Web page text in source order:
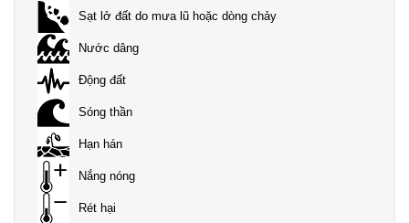
Sạt lở đất do mưa lũ hoặc dòng chảy
Nước dâng
Động đất
Sóng thần
Hạn hán
Nắng nóng
Rét hại